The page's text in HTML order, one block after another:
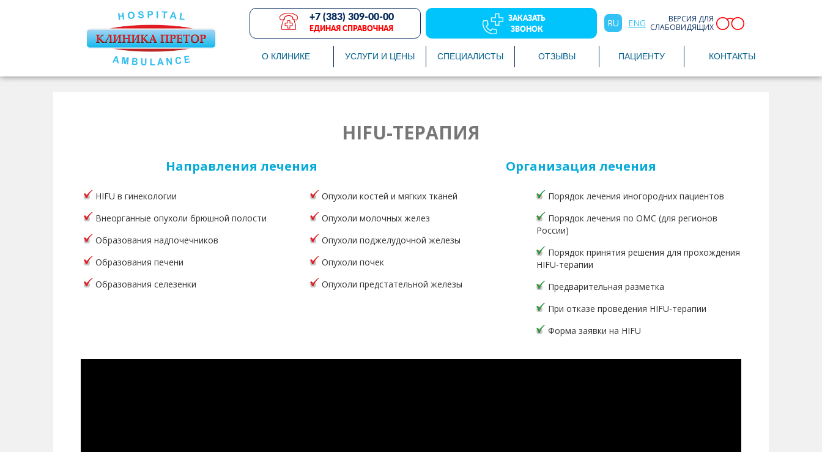
+7 (383) 309-00-00
ЕДИНАЯ СПРАВОЧНАЯ
ЗАКАЗАТЬ
ЗВОНОК
RU ENG
ВЕРСИЯ ДЛЯ
СЛАБОВИДЯЩИХ
О КЛИНИКЕ УСЛУГИ И ЦЕНЫ СПЕЦИАЛИСТЫ ОТЗЫВЫ ПАЦИЕНТУ КОНТАКТЫ
HIFU-ТЕРАПИЯ
Направления лечения Организация лечения
HIFU в гинекологии
Внеорганные опухоли брюшной полости
Образования надпочечников
Образования печени
Образования селезенки
Опухоли костей и мягких тканей
Опухоли молочных желез
Опухоли поджелудочной железы
Опухоли почек
Опухоли предстательной железы
Порядок лечения иногородних пациентов
Порядок лечения по ОМС (для регионов
России)
Порядок принятия решения для прохождения
HIFU-терапии
Предварительная разметка
При отказе проведения HIFU-терапии
Форма заявки на HIFU